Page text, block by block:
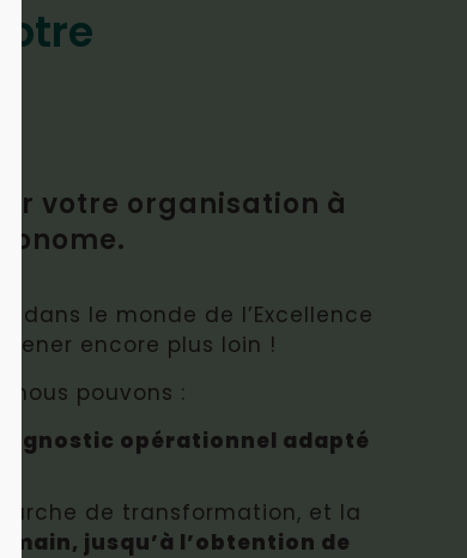
votre organisation à
dans le monde de l’Excellence
encore plus loin !
pouvons :
opérationnel adapté
de transformation, et la
main, jusqu’à l’obtention de